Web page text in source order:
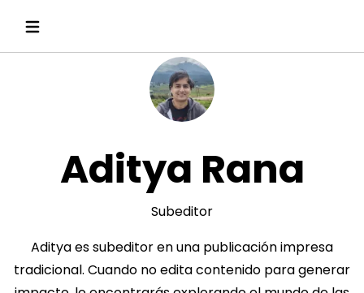
Aditya Rana
Subeditor
Aditya es subeditor en una publicación impresa
tradicional. Cuando no edita contenido para generar